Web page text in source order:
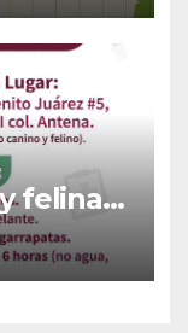
felina
agosto:
y sede